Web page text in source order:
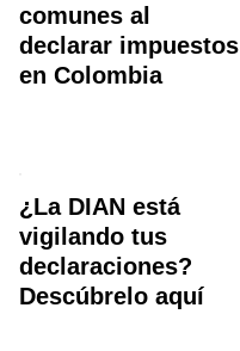
comunes al
declarar impuestos
en Colombia
¿La DIAN está
vigilando tus
declaraciones?
Descúbrelo aquí